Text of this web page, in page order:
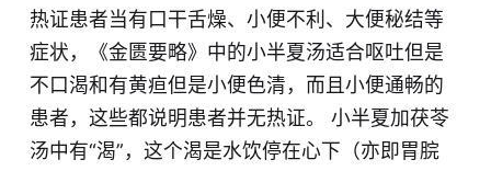
热证患者当有口干舌燥、小便不利、大便秘结等
症状，《金匮要略》中的小半夏汤适合呕吐但是
不口渴和有黄疸但是小便色清，而且小便通畅的
患者，这些都说明患者​并无热证。 小半夏加茯苓
汤中有“渴”，这个渴是水饮停在心下（亦即胃脘